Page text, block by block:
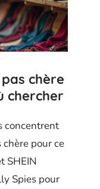
chère
chercher
concentrent
pour ce
SHEIN
Spies pour